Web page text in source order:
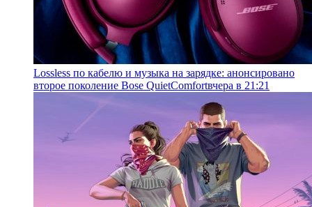
Lossless по кабелю и музыка на зарядке: анонсировано
второе поколение Bose QuietComfortвчера в 21:21